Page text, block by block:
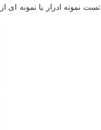
تست نمونه ادرار یا نمونه ای از